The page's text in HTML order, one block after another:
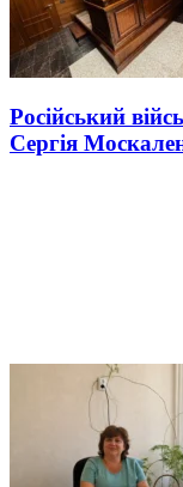
Російський
Сергія